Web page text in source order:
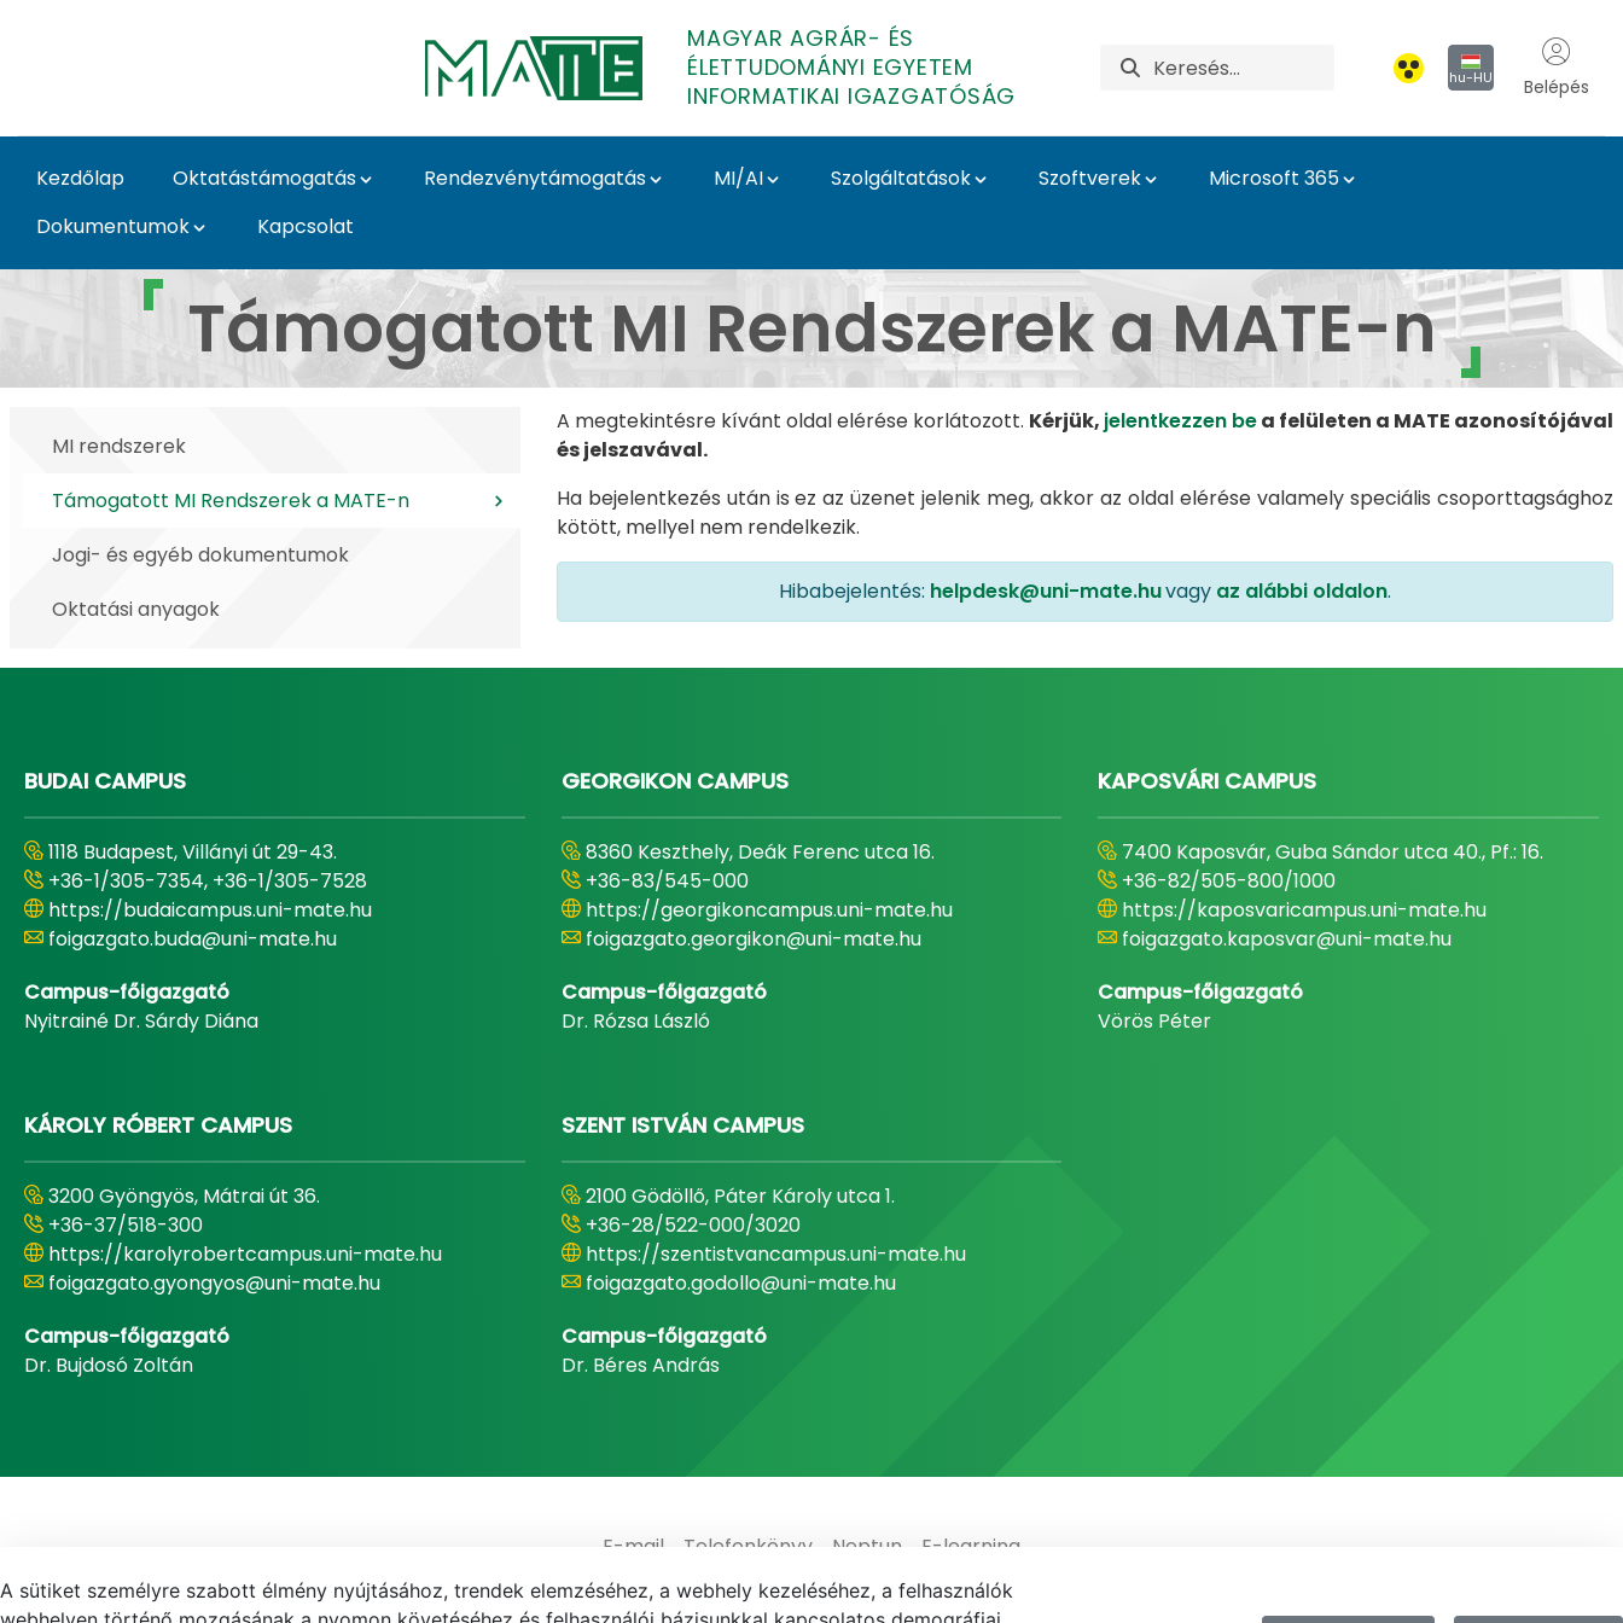
MAGYAR AGRÁR- ÉS
ÉLETTUDOMÁNYI EGYETEM
INFORMATIKAI IGAZGATÓSÁG
hu-HU Belépés
Kezdőlap Oktatástámogatás Rendezvénytámogatás MI/AI Szolgáltatások Szoftverek
Microsoft 365
Dokumentumok
Kapcsolat
Támogatott MI Rendszerek a MATE-n - MATE Informatikai
Támogatott MI Rendszerek a MATE-n
MI rendszerek
Támogatott MI Rendszerek a MATE-n
Jogi- és egyéb dokumentumok
Oktatási anyagok
A megtekintésre kívánt oldal elérése korlátozott. Kérjük, jelentkezzen bea felületen a MATE azonosítójával
és jelszavával.
Ha bejelentkezés után is ez az üzenet jelenik meg, akkor az oldal elérése valamely speciális csoporttagsághoz
kötött, mellyel nem rendelkezik.
Hibabejelentés: helpdesk@uni-mate.huvagy az alábbi oldalon.
BUDAI CAMPUS
1118 Budapest, Villányi út 29-43.
+36-1/305-7354, +36-1/305-7528
https://budaicampus.uni-mate.hu
foigazgato.buda@uni-mate.hu
Campus-főigazgató
Nyitrainé Dr. Sárdy Diána
GEORGIKON CAMPUS
8360 Keszthely, Deák Ferenc utca 16.
+36-83/545-000
https://georgikoncampus.uni-mate.hu
foigazgato.georgikon@uni-mate.hu
Campus-főigazgató
Dr. Rózsa László
KAPOSVÁRI CAMPUS
7400 Kaposvár, Guba Sándor utca 40., Pf.: 16.
+36-82/505-800/1000
https://kaposvaricampus.uni-mate.hu
foigazgato.kaposvar@uni-mate.hu
Campus-főigazgató
Vörös Péter
KÁROLY RÓBERT CAMPUS
3200 Gyöngyös, Mátrai út 36.
+36-37/518-300
https://karolyrobertcampus.uni-mate.hu
foigazgato.gyongyos@uni-mate.hu
Campus-főigazgató
Dr. Bujdosó Zoltán
SZENT ISTVÁN CAMPUS
2100 Gödöllő, Páter Károly utca 1.
+36-28/522-000/3020
https://szentistvancampus.uni-mate.hu
foigazgato.godollo@uni-mate.hu
Campus-főigazgató
Dr. Béres András
E-mail Telefonkönyv Neptun E-learning
A sütiket személyre szabott élmény nyújtásához, trendek elemzéséhez, a webhely kezeléséhez, a felhasználók